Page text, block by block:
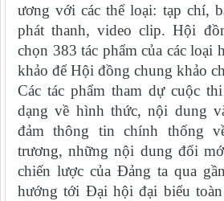
ương với các thể loại: tạp chí,
phát thanh, video clip. Hội
chọn 383 tác phẩm của các loại
khảo để Hội đồng chung khảo
Các tác phẩm tham dự cuộc
dạng về hình thức, nội dung
đảm thông tin chính thống
trương, những nội dung đổi
chiến lược của Đảng ta qua
hướng tới Đại hội đại biểu